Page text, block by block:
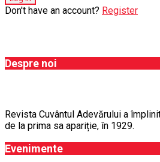
Don't have an account? Register
Despre noi
Revista Cuvântul Adevărului a
de la prima sa apariție, în 1929.
Evenimente